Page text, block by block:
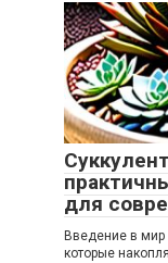
для
Введение в мир
которые